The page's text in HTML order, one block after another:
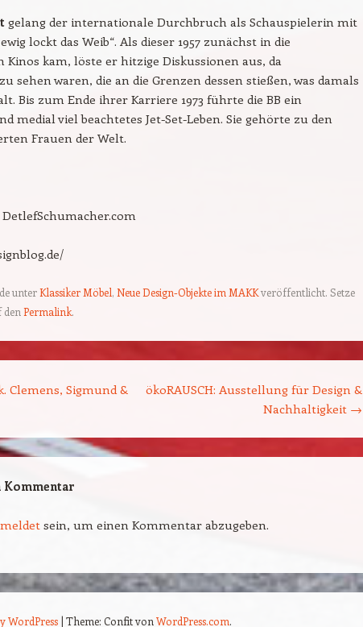
gelang der internationale Durchbruch als Schauspielerin mit
lockt das Weib“. Als dieser 1957 zunächst in die
Kinos kam, löste er hitzige Diskussionen aus, da
sehen waren, die an die Grenzen dessen stießen, was damals
Bis zum Ende ihrer Karriere 1973 führte die BB ein
medial viel beachtetes Jet-Set-Leben. Sie gehörte zu den
Frauen der Welt.
unterKlassiker Möbel, Neue Design-Objekte im MAKKveröffentlicht. Setze
den Permalink.
Clemens, Sigmund &
ökoRAUSCH: Ausstellung für Design &
Nachhaltigkeit →
Kommentar
sein, um einen Kommentar abzugeben.
WordPress | Theme: Confit von WordPress.com.